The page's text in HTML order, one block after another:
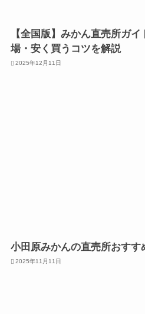
【全国版】みかん直売所ガ
場・安く買うコツを解説
2025年12月11日
小田原みかんの直売所おすす
2025年11月11日